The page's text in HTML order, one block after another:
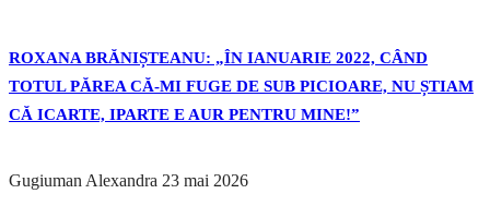
ROXANA BRĂNIȘTEANU: „ÎN IANUARIE 2022, CÂND
TOTUL PĂREA CĂ-MI FUGE DE SUB PICIOARE, NU ȘTIAM
CĂ ICARTE, IPARTE E AUR PENTRU MINE!”
Gugiuman Alexandra 23 mai 2026